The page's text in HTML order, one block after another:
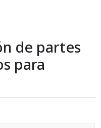
de partes
para